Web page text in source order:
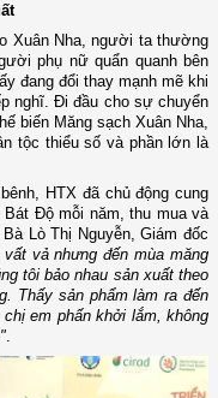
Xuân Nha, người ta thường
phụ nữ quẩn quanh bên
đang đổi thay mạnh mẽ khi
nghĩ. Đi đầu cho sự chuyển
biến Măng sạch Xuân Nha,
tộc thiểu số và phần lớn là
HTX đã chủ động cung
Độ mỗi năm, thu mua và
Lò Thị Nguyễn, Giám đốc
vả nhưng đến mùa măng
tôi bảo nhau sản xuất theo
Thấy sản phẩm làm ra đến
em phấn khởi lắm, không
.